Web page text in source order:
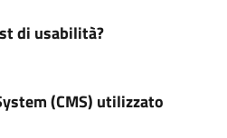
di usabilità?
(CMS) utilizzato